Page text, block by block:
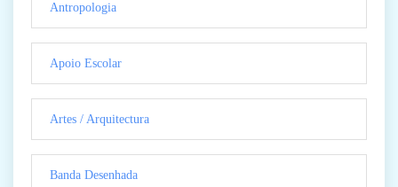
Antropologia
Apoio Escolar
Artes / Arquitectura
Banda Desenhada